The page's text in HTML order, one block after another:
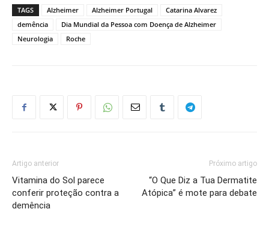
TAGS Alzheimer Alzheimer Portugal
Catarina Alvarez
demência
Dia Mundial da Pessoa com Doença de Alzheimer
Neurologia
Roche
Artigo anterior
Vitamina do Sol parece
conferir proteção contra a
demência
Próximo artigo
“O Que Diz a Tua Dermatite
Atópica” é mote para debate